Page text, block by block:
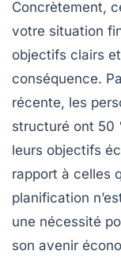
Concrètement,
votre situation
objectifs clairs
conséquence.
récente, les
structuré ont 50
leurs objectifs
rapport à celles
planification
une nécessité
son avenir